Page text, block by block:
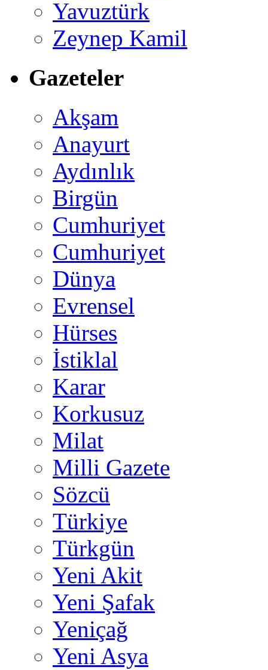
Yavuztürk
Zeynep Kamil
Gazeteler
Akşam
Anayurt
Aydınlık
Birgün
Cumhuriyet
Cumhuriyet
Dünya
Evrensel
Hürses
İstiklal
Karar
Korkusuz
Milat
Milli Gazete
Sözcü
Türkiye
Türkgün
Yeni Akit
Yeni Şafak
Yeniçağ
Yeni Asya